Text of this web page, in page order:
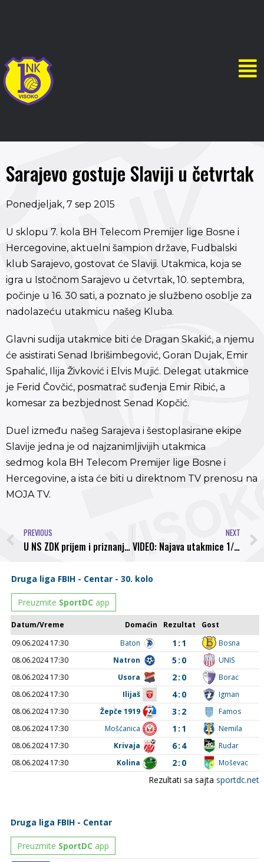
Sarajevo gostuje Slaviji u četvrtak
Ponedjeljak, 7 sep 2015
U sklopu 7. kola BH Telecom Premijer lige Bosne i
Hercegovine, aktuelni šampion države, Fudbalski
klub Sarajevo, gostovat će Slaviji. Utakmica, koja se
igra u Istočnom Sarajevo u četvrtak, 10. septembra,
počinje u 16. 30 sati, a poznato je službeno osoblje za
nadolazeću utakmicu našeg Kluba.
Glavni sudija utakmice biti će Dragan Skakić, a njemu
će asistirati Senad Ibrišimbegović, Goran Dujak, Emir
Spahalić, Ilija Živković i Elvis Mujić. Delegat utakmice
je Ferid Čovčić, posmatrač suđenja Emir Ribić, a
komesar za bezbjednost Senad Kopčić.
Duel između našeg Sarajeva i šestoplasirane ekipe
Slavije jedna je od najzanimljivijih utakmica
sedmog kola BH Telecom Premijer lige Bosne i
Hercegovine, a ista će biti u direktnom TV prenosu na
MOJA TV.
PREVIOUS
U NS ZDK prijem i priznanje za članove pionirske reprezentacije ZDK!
NEXT
VIDEO: Najava utakmice 1/16 Kup-a FBIH između NK Bosna i FK Radnički